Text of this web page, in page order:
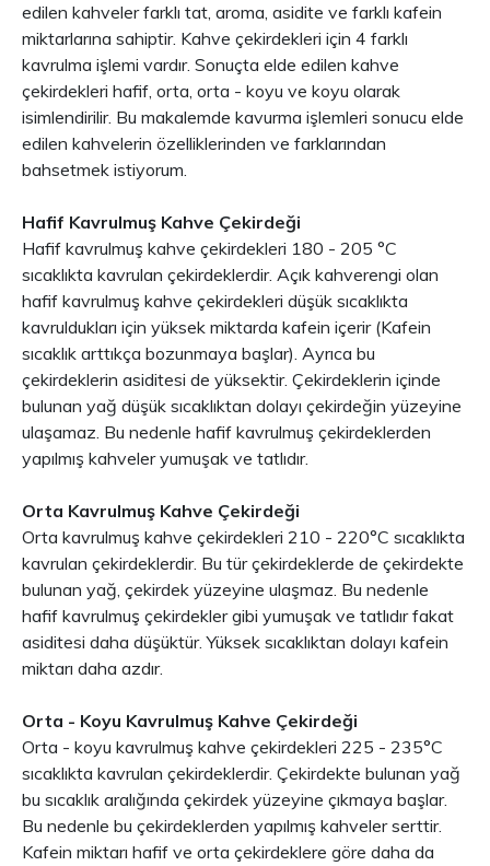
edilen kahveler farklı tat, aroma, asidite ve farklı kafein
miktarlarına sahiptir. Kahve çekirdekleri için 4 farklı
kavrulma işlemi vardır. Sonuçta elde edilen kahve
çekirdekleri hafif, orta, orta - koyu ve koyu olarak
isimlendirilir. Bu makalemde kavurma işlemleri sonucu elde
edilen kahvelerin özelliklerinden ve farklarından
bahsetmek istiyorum.
Hafif Kavrulmuş Kahve Çekirdeği
Hafif kavrulmuş kahve çekirdekleri 180 - 205 °C
sıcaklıkta kavrulan çekirdeklerdir. Açık kahverengi olan
hafif kavrulmuş kahve çekirdekleri düşük sıcaklıkta
kavruldukları için yüksek miktarda kafein içerir (Kafein
sıcaklık arttıkça bozunmaya başlar). Ayrıca bu
çekirdeklerin asiditesi de yüksektir. Çekirdeklerin içinde
bulunan yağ düşük sıcaklıktan dolayı çekirdeğin yüzeyine
ulaşamaz. Bu nedenle hafif kavrulmuş çekirdeklerden
yapılmış kahveler yumuşak ve tatlıdır.
Orta Kavrulmuş Kahve Çekirdeği
Orta kavrulmuş kahve çekirdekleri 210 - 220°C sıcaklıkta
kavrulan çekirdeklerdir. Bu tür çekirdeklerde de çekirdekte
bulunan yağ, çekirdek yüzeyine ulaşmaz. Bu nedenle
hafif kavrulmuş çekirdekler gibi yumuşak ve tatlıdır fakat
asiditesi daha düşüktür. Yüksek sıcaklıktan dolayı kafein
miktarı daha azdır.
Orta - Koyu Kavrulmuş Kahve Çekirdeği
Orta - koyu kavrulmuş kahve çekirdekleri 225 - 235°C
sıcaklıkta kavrulan çekirdeklerdir. Çekirdekte bulunan yağ
bu sıcaklık aralığında çekirdek yüzeyine çıkmaya başlar.
Bu nedenle bu çekirdeklerden yapılmış kahveler serttir.
Kafein miktarı hafif ve orta çekirdeklere göre daha da